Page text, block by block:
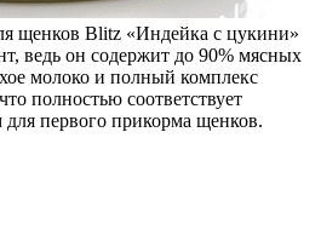
щенков Blitz «Индейка с цукини»
ведь он содержит до 90% мясных
молоко и полный комплекс
полностью соответствует
первого прикорма щенков.